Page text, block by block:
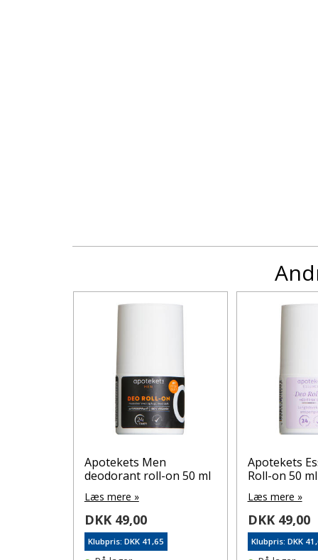
Apotekets Men
deodorant roll-on 50 ml
Læs mere »
DKK 49,00
Klubpris: DKK 41,65
Apotekets
Roll-on 50 ml
Læs mere »
DKK 49,00
Klubpris: DKK